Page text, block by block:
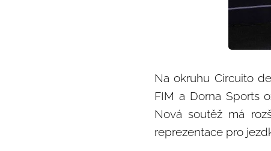
Na okruhu Circuito
FIM a Dorna Sports
Nová soutěž má
reprezentace pro